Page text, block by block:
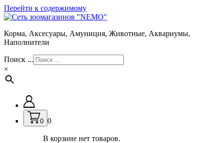
Перейти к содержимому
Корма, Аксесуары, Амуниция, Животные, Аквариумы,
Наполнители
Поиск ...
×
0 0
В корзине нет товаров.